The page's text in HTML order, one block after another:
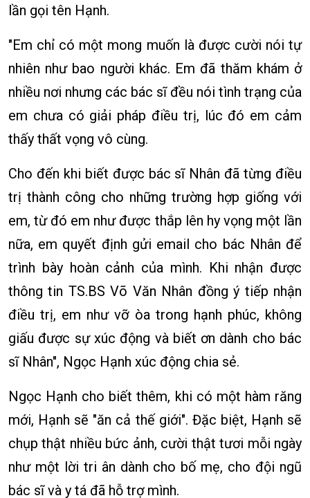
lần gọi tên Hạnh.
"Em chỉ có một mong muốn là được cười nói tự
nhiên như bao người khác. Em đã thăm khám ở
nhiều nơi nhưng các bác sĩ đều nói tình trạng của
em chưa có giải pháp điều trị, lúc đó em cảm
thấy thất vọng vô cùng.
Cho đến khi biết được bác sĩ Nhân đã từng điều
trị thành công cho những trường hợp giống với
em, từ đó em như được thắp lên hy vọng một lần
nữa, em quyết định gửi email cho bác Nhân để
trình bày hoàn cảnh của mình. Khi nhận được
thông tin TS.BS Võ Văn Nhân đồng ý tiếp nhận
điều trị, em như vỡ òa trong hạnh phúc, không
giấu được sự xúc động và biết ơn dành cho bác
sĩ Nhân", Ngọc Hạnh xúc động chia sẻ.
Ngọc Hạnh cho biết thêm, khi có một hàm răng
mới, Hạnh sẽ "ăn cả thế giới". Đặc biệt, Hạnh sẽ
chụp thật nhiều bức ảnh, cười thật tươi mỗi ngày
như một lời tri ân dành cho bố mẹ, cho đội ngũ
bác sĩ và y tá đã hỗ trợ mình.